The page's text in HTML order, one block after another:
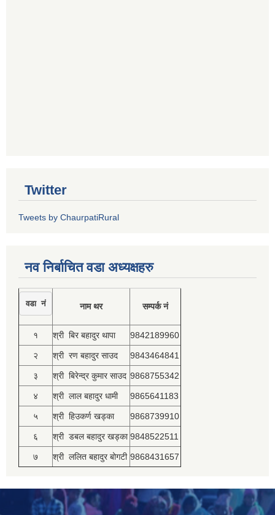
Twitter
Tweets by ChaurpatiRural
नव निर्बाचित वडा अध्यक्षहरु
वडा नं नाम थर सम्पर्क नं
१ श्री बिर बहादुर थापा 9842189960
२ श्री रण बहादुर साउद 9843464841
३ श्री बिरेन्द्र कुमार साउद 9868755342
४ श्री लाल बहादुर धामी 9865641183
५ श्री हिउकर्ण खड्का 9868739910
६ श्री डबल बहादुर खड्का 9848522511
७ श्री ललित बहादुर बोगटी 9868431657